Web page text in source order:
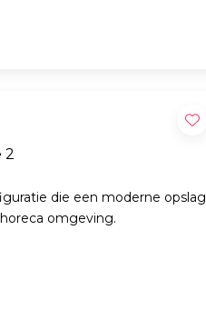
2
die een moderne opslag
omgeving.